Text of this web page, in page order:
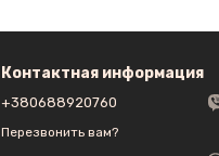
Контактная информация
+380688920760
Перезвонить вам?